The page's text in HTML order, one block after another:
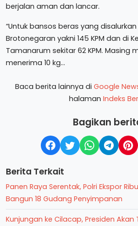
berjalan aman dan lancar.
“Untuk bansos beras yang
Brotonegaran yakni 145 KPM dan di
Tamanarum sekitar 62 KPM. Masing
menerima 10 kg…
Baca berita lainnya di Google
halaman Indeks
Bagikan
Berita Terkait
Panen Raya Serentak, Polri Ekspor
Bangun 18 Gudang Penyimpanan
Kunjungan ke Cilacap, Presiden